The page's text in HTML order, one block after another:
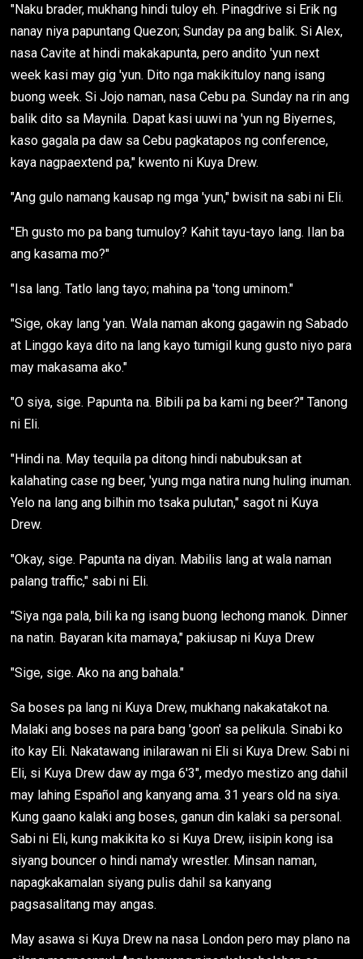
"Naku brader, mukhang hindi tuloy eh. Pinagdrive si Erik ng
nanay niya papuntang Quezon; Sunday pa ang balik. Si Alex,
nasa Cavite at hindi makakapunta, pero andito 'yun next
week kasi may gig 'yun. Dito nga makikituloy nang isang
buong week. Si Jojo naman, nasa Cebu pa. Sunday na rin ang
balik dito sa Maynila. Dapat kasi uuwi na 'yun ng Biyernes,
kaso gagala pa daw sa Cebu pagkatapos ng conference,
kaya nagpaextend pa," kwento ni Kuya Drew.
"Ang gulo namang kausap ng mga 'yun," bwisit na sabi ni Eli.
"Eh gusto mo pa bang tumuloy? Kahit tayu-tayo lang. Ilan ba
ang kasama mo?"
"Isa lang. Tatlo lang tayo; mahina pa 'tong uminom."
"Sige, okay lang 'yan. Wala naman akong gagawin ng Sabado
at Linggo kaya dito na lang kayo tumigil kung gusto niyo para
may makasama ako."
"O siya, sige. Papunta na. Bibili pa ba kami ng beer?" Tanong
ni Eli.
"Hindi na. May tequila pa ditong hindi nabubuksan at
kalahating case ng beer, 'yung mga natira nung huling inuman.
Yelo na lang ang bilhin mo tsaka pulutan," sagot ni Kuya
Drew.
"Okay, sige. Papunta na diyan. Mabilis lang at wala naman
palang traffic," sabi ni Eli.
"Siya nga pala, bili ka ng isang buong lechong manok. Dinner
na natin. Bayaran kita mamaya," pakiusap ni Kuya Drew
"Sige, sige. Ako na ang bahala."
Sa boses pa lang ni Kuya Drew, mukhang nakakatakot na.
Malaki ang boses na para bang 'goon' sa pelikula. Sinabi ko
ito kay Eli. Nakatawang inilarawan ni Eli si Kuya Drew. Sabi ni
Eli, si Kuya Drew daw ay mga 6'3", medyo mestizo ang dahil
may lahing Español ang kanyang ama. 31 years old na siya.
Kung gaano kalaki ang boses, ganun din kalaki sa personal.
Sabi ni Eli, kung makikita ko si Kuya Drew, iisipin kong isa
siyang bouncer o hindi nama'y wrestler. Minsan naman,
napagkakamalan siyang pulis dahil sa kanyang
pagsasalitang may angas.
May asawa si Kuya Drew na nasa London pero may plano na